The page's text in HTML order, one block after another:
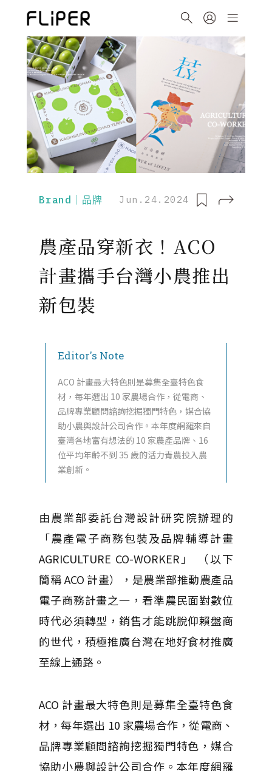
Brand｜品牌 Jun.24.2024
農產品穿新衣！ACO
計畫攜手台灣小農推出
新包裝
Editor's Note
ACO 計畫最大特色則是募集全臺特色食
材，每年選出 10 家農場合作，從電商、
品牌專業顧問諮詢挖掘獨門特色，媒合協
助小農與設計公司合作。本年度網羅來自
臺灣各地富有想法的 10 家農產品牌、16
位平均年齡不到 35 歲的活力青農投入農
業創新。
由農業部委託台灣設計研究院辦理的
「農產電子商務包裝及品牌輔導計畫
AGRICULTURE CO-WORKER」 （以下
簡稱 ACO 計畫），是農業部推動農產品
電子商務計畫之一，看準農民面對數位
時代必須轉型，銷售才能跳脫仰賴盤商
的世代，積極推廣台灣在地好食材推廣
至線上通路。
ACO 計畫最大特色則是募集全臺特色食
材，每年選出 10 家農場合作，從電商、
品牌專業顧問諮詢挖掘獨門特色，媒合
協助小農與設計公司合作。本年度網羅